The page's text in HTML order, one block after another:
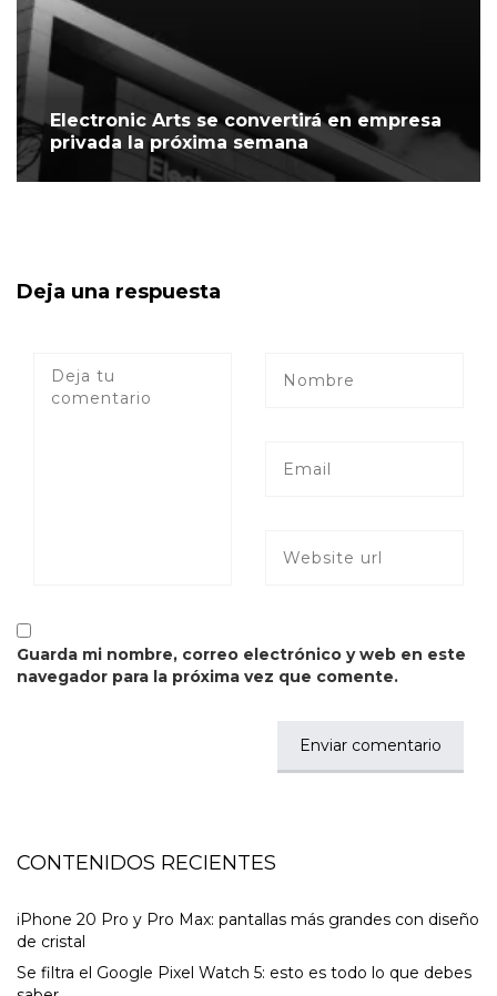
Electronic Arts se convertirá en empresa
privada la próxima semana
Deja una respuesta
Guarda mi nombre, correo electrónico y web en este
navegador para la próxima vez que comente.
CONTENIDOS RECIENTES
iPhone 20 Pro y Pro Max: pantallas más grandes con diseño
de cristal
Se filtra el Google Pixel Watch 5: esto es todo lo que debes